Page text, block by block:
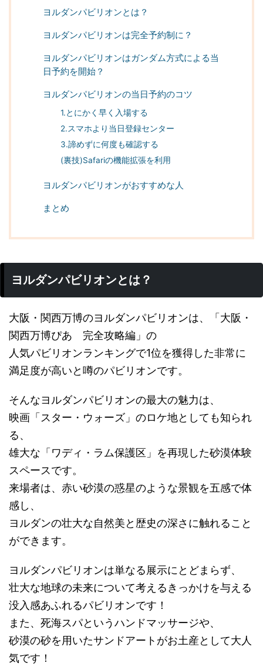
ヨルダンパビリオンとは？
ヨルダンパビリオンは完全予約制に？
ヨルダンパビリオンはガンダム方式による当
日予約を開始？
ヨルダンパビリオンの当日予約のコツ
1.とにかく早く入場する
2.スマホより当日登録センター
3.諦めずに何度も確認する
(裏技)Safariの機能拡張を利用
ヨルダンパビリオンがおすすめな人
まとめ
ヨルダンパビリオンとは？
大阪・関西万博のヨルダンパビリオンは、「大阪・
関西万博ぴあ 完全攻略編」の
人気パビリオンランキングで1位を獲得した非常に
満足度が高いと噂のパビリオンです。
そんなヨルダンパビリオンの最大の魅力は、
映画「スター・ウォーズ」のロケ地としても知られ
る、
雄大な「ワディ・ラム保護区」を再現した砂漠体験
スペースです。
来場者は、赤い砂漠の惑星のような景観を五感で体
感し、
ヨルダンの壮大な自然美と歴史の深さに触れること
ができます。
ヨルダンパビリオンは単なる展示にとどまらず、
壮大な地球の未来について考えるきっかけを与える
没入感あふれるパビリオンです！
また、死海スパというハンドマッサージや、
砂漠の砂を用いたサンドアートがお土産として大人
気です！